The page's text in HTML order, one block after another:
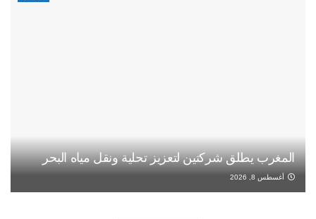
المغرب يطلق شركتين لتعزيز تحلية ونقل مياه البحر
أغسطس 8, 2026